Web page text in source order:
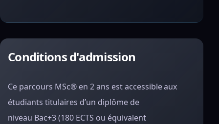
Conditions d'admission
Ce parcours MSc® en 2 ans est accessible aux
étudiants titulaires d’un diplôme de
niveau Bac+3 (180 ECTS ou équivalent